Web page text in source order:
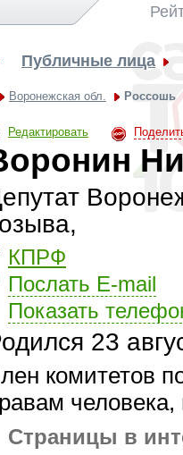
Публичные лица
Воронежская обл. Россошь
Редактировать
КПРФ
Послать E-mail
Показать
23
комитетов
Страницы в